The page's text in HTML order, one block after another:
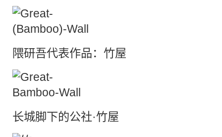
隈研吾代表作品：竹屋
长城脚下的公社·竹屋